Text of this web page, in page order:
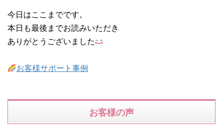
今日はここまでです。
本日も最後までお読みいただき
ありがとうございました
お客様サポート事例
お客様の声